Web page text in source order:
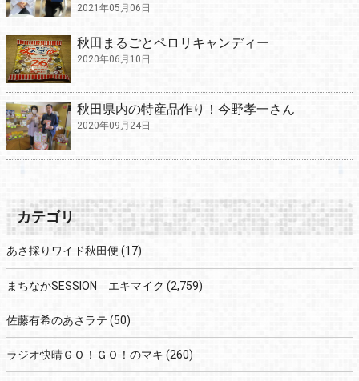
2021年05月06日
秋田まるごとペロリキャンディー
2020年06月10日
秋田県内の特産品作り！今野孝一さん
2020年09月24日
カテゴリ
あさ採りワイド秋田便 (17)
まちなかSESSION エキマイク (2,759)
佐藤有希のあさラテ (50)
ラジオ快晴ＧＯ！ＧＯ！のマキ (260)